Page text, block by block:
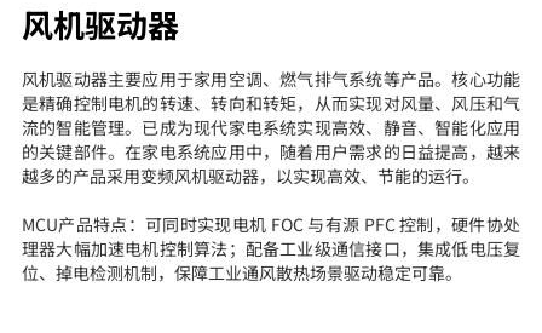
新闻
风机驱动器
风机驱动器主要应用于家用空调、燃气排气系统等产品。核心功能
是精确控制电机的转速、转向和转矩，从而实现对风量、风压和气
流的智能管理。已成为现代家电系统实现高效、静音、智能化应用
的关键部件。在家电系统应用中，随着用户需求的日益提高，越来
越多的产品采用变频风机驱动器，以实现高效、节能的运行。
MCU产品特点：可同时实现电机 FOC 与有源 PFC 控制，硬件协处
理器大幅加速电机控制算法；配备工业级通信接口，集成低电压复
位、掉电检测机制，保障工业通风散热场景驱动稳定可靠。